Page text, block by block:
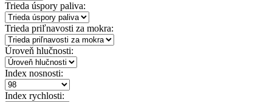
Trieda úspory paliva:
Trieda priľnavosti za mokra:
Úroveň hlučnosti:
Index nosnosti:
Index rychlosti: